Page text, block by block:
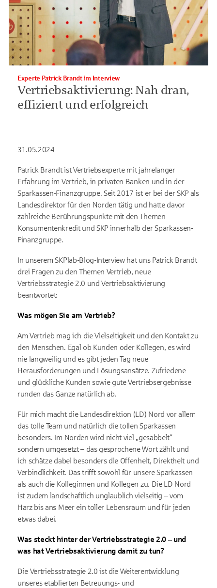
Vertriebsaktivierung: Nah dran,
effizient und erfolgreich
Experte Patrick Brandt im Interview
31.05.2024
Patrick Brandt ist Vertriebsexperte mit jahrelanger
Erfahrung im Vertrieb, in privaten Banken und in der
Sparkassen-Finanzgruppe. Seit 2017 ist er bei der SKP als
Landesdirektor für den Norden tätig und hatte davor
zahlreiche Berührungspunkte mit den Themen
Konsumentenkredit und SKP innerhalb der Sparkassen-
Finanzgruppe.
In unserem SKPlab-Blog-Interview hat uns Patrick Brandt
drei Fragen zu den Themen Vertrieb, neue
Vertriebsstrategie 2.0 und Vertriebsaktivierung
beantwortet:
Was mögen Sie am Vertrieb?
Am Vertrieb mag ich die Vielseitigkeit und den Kontakt zu
den Menschen. Egal ob Kunden oder Kollegen, es wird
nie langweilig und es gibt jeden Tag neue
Herausforderungen und Lösungsansätze. Zufriedene
und glückliche Kunden sowie gute Vertriebsergebnisse
runden das Ganze natürlich ab.
Für mich macht die Landesdirektion (LD) Nord vor allem
das tolle Team und natürlich die tollen Sparkassen
besonders. Im Norden wird nicht viel „gesabbelt“
sondern umgesetzt – das gesprochene Wort zählt und
ich schätze dabei besonders die Offenheit, Direktheit und
Verbindlichkeit. Das trifft sowohl für unsere Sparkassen
als auch die Kolleginnen und Kollegen zu. Die LD Nord
ist zudem landschaftlich unglaublich vielseitig – vom
Harz bis ans Meer ein toller Lebensraum und für jeden
etwas dabei.
Was steckt hinter der Vertriebsstrategie 2.0 – und
was hat Vertriebsaktivierung damit zu tun?
Die Vertriebsstrategie 2.0 ist die Weiterentwicklung
unseres etablierten Betreuungs- und